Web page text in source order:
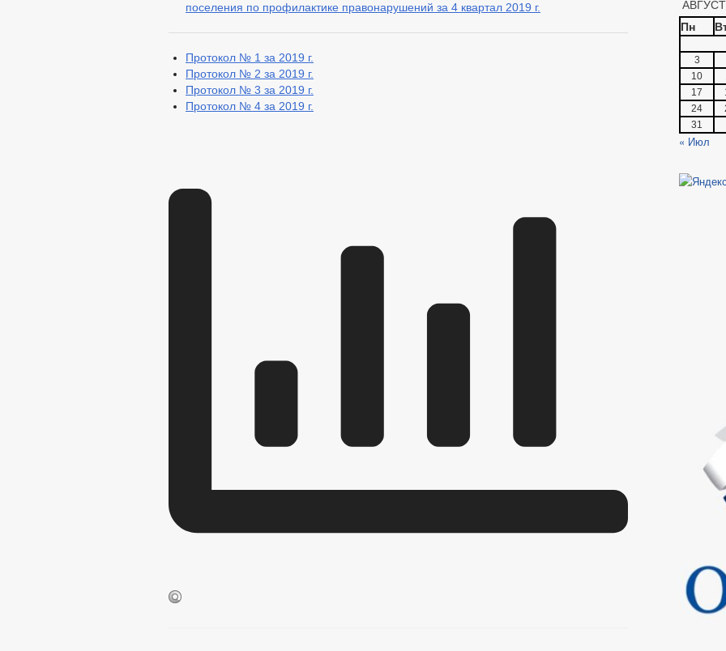
поселения по профилактике правонарушений за 4 квартал 2019 г.
Протокол № 1 за 2019 г.
Протокол № 2 за 2019 г.
Протокол № 3 за 2019 г.
Протокол № 4 за 2019 г.
Пн
3
10
17
24
31
« Июл